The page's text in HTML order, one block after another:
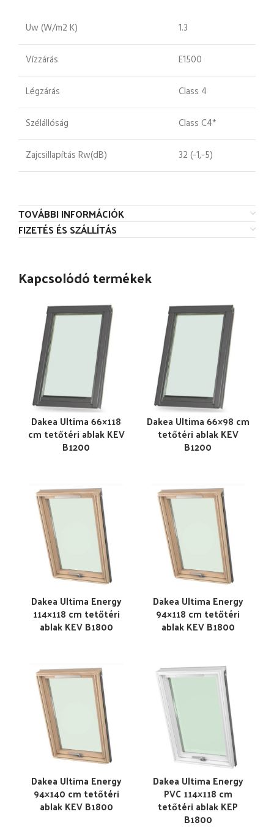
Uw (W/m2 K) 1.3
Vízzárás E1500
Légzárás Class 4
Szélállóság Class C4*
Zajcsillapítás Rw(dB) 32 (-1,-5)
TOVÁBBI INFORMÁCIÓK
FIZETÉS ÉS SZÁLLÍTÁS
Kapcsolódó termékek
Dakea Ultima 66×118
cm tetőtéri ablak KEV
B1200
Dakea Ultima 66×98 cm
tetőtéri ablak KEV
B1200
Dakea Ultima Energy
114×118 cm tetőtéri
ablak KEV B1800
Dakea Ultima Energy
94×118 cm tetőtéri
ablak KEV B1800
Dakea Ultima Energy
94×140 cm tetőtéri
ablak KEV B1800
Dakea Ultima Energy
PVC 114×118 cm
tetőtéri ablak KEP
B1800